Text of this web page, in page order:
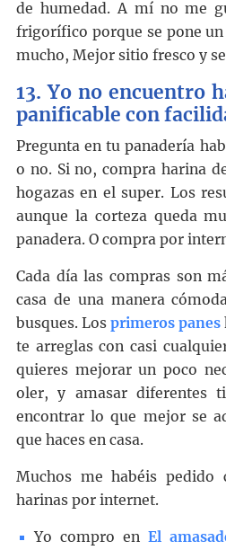
de humedad. A mí no me
frigorífico porque se pone
mucho, Mejor sitio fresco y
13. Yo no encuentro
panificable con
Pregunta en tu panadería
o no. Si no, compra harina
hogazas en el super. Los
aunque la corteza queda
panadera. O compra por
Cada día las compras son
casa de una manera
busques. Los primeros panes
te arreglas con casi
quieres mejorar un poco
oler, y amasar diferentes
encontrar lo que mejor se
que haces en casa.
Muchos me habéis pedido
harinas por internet.
Yo compro en El